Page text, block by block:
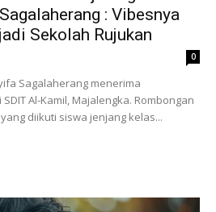
: Vibesnya
Sekolah Rujukan
0
Sagalaherang menerima
Al-Kamil, Majalengka. Rombongan
diikuti siswa jenjang kelas...